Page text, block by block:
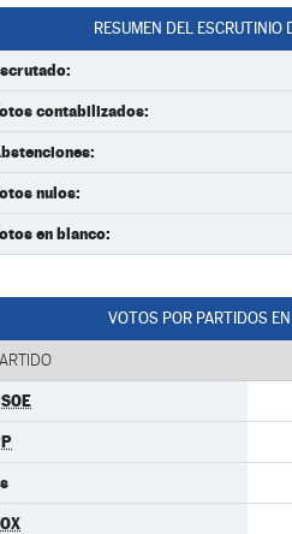
RESUMEN DEL ESCRUTINIO
contabilizados:
nulos:
en blanco:
VOTOS POR PARTIDOS